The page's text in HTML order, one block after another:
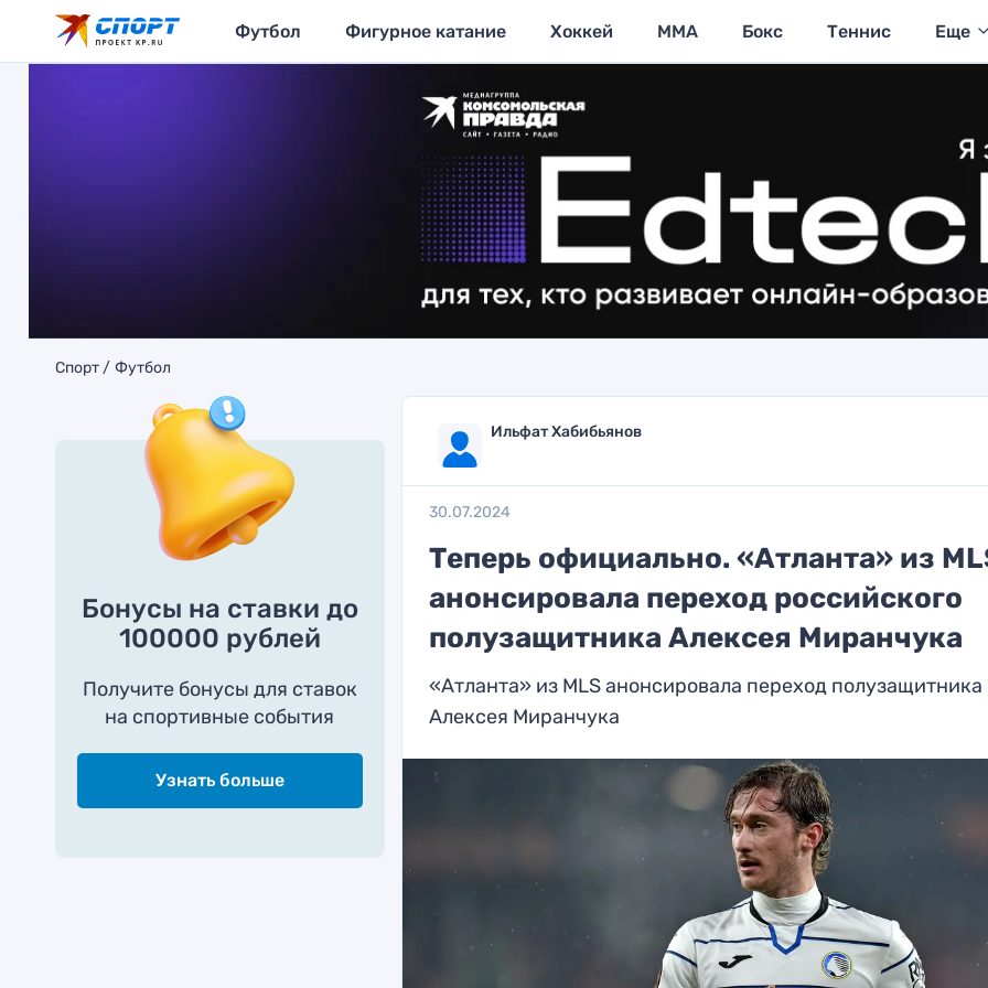
Футбол Фигурное катание Хоккей MMA Бокс Теннис Еще
Спорт Футбол
Бонусы на ставки до
100000 рублей
Получите бонусы для ставок
на спортивные события
Узнать больше
Ильфат Хабибьянов
30.07.2024
Теперь официально. «Атланта» из
анонсировала переход российского
полузащитника Алексея Миранчука
«Атланта» из MLS анонсировала переход полузащитника
Алексея Миранчука